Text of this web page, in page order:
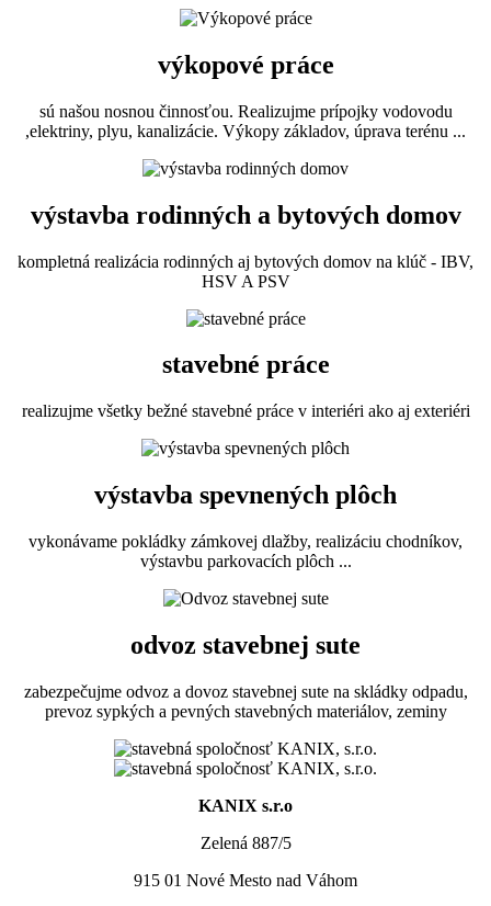
výkopové práce
sú našou nosnou činnosťou. Realizujme prípojky vodovodu
,elektriny, plyu, kanalizácie. Výkopy základov, úprava terénu ...
výstavba rodinných a bytových domov
kompletná realizácia rodinných aj bytových domov na klúč - IBV,
HSV A PSV
stavebné práce
realizujme všetky bežné stavebné práce v interiéri ako aj exteriéri
výstavba spevnených plôch
vykonávame pokládky zámkovej dlažby, realizáciu chodníkov,
výstavbu parkovacích plôch ...
odvoz stavebnej sute
zabezpečujme odvoz a dovoz stavebnej sute na skládky odpadu,
prevoz sypkých a pevných stavebných materiálov, zeminy
KANIX s.r.o
Zelená 887/5
915 01 Nové Mesto nad Váhom